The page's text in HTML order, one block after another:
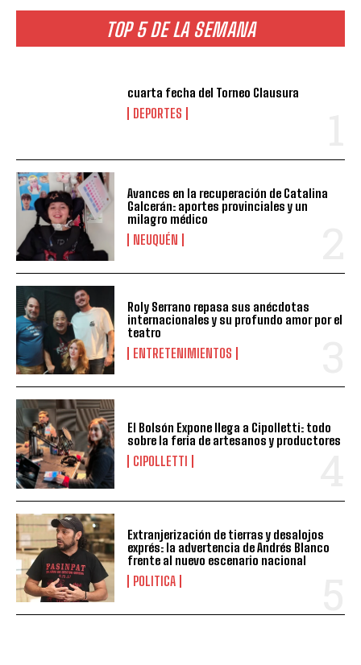
TOP 5 DE LA SEMANA
cuarta fecha del Torneo Clausura
DEPORTES
Avances en la recuperación de Catalina
Galcerán: aportes provinciales y un
milagro médico
NEUQUÉN
Roly Serrano repasa sus anécdotas
internacionales y su profundo amor por el
teatro
ENTRETENIMIENTOS
El Bolsón Expone llega a Cipolletti: todo
sobre la feria de artesanos y productores
CIPOLLETTI
Extranjerización de tierras y desalojos
exprés: la advertencia de Andrés Blanco
frente al nuevo escenario nacional
POLITICA